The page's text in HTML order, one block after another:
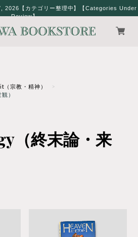
2026【カテゴリー整理中】【Categories Under
Review】
宗教・精神）
）
（終末論・来